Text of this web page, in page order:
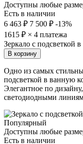
Доступны любые
Есть в наличии
6 463 ₽ 7 500 ₽ -13%
1615 ₽ × 4 платежа
Зеркало с подсветкой
В корзину
Одно из самых
подсветкой в ванную
Элегантное по
светодиодными
Популярный
Доступны любые
Есть в наличии